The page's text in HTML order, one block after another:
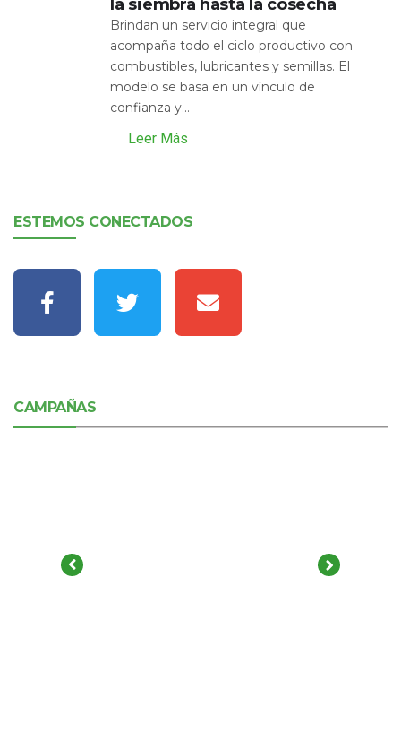
la siembra hasta la cosecha
Brindan un servicio integral que
acompaña todo el ciclo productivo con
combustibles, lubricantes y semillas. El
modelo se basa en un vínculo de
confianza y...
Leer Más
ESTEMOS CONECTADOS
CAMPAÑAS